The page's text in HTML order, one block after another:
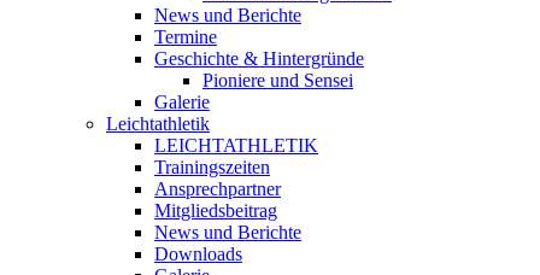
News und Berichte
Termine
Geschichte & Hintergründe
Pioniere und Sensei
Galerie
Leichtathletik
LEICHTATHLETIK
Trainingszeiten
Ansprechpartner
Mitgliedsbeitrag
News und Berichte
Downloads